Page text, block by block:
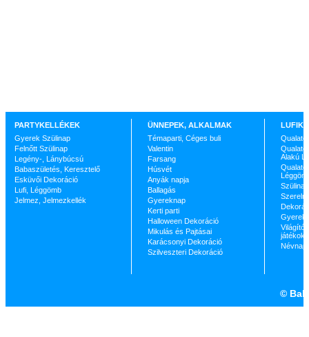
PARTYKELLÉKEK
Gyerek Szülinap
Felnőtt Szülinap
Legény-, Lánybúcsú
Babaszületés, Keresztelő
Esküvői Dekoráció
Lufi, Léggömb
Jelmez, Jelmezkellék
ÜNNEPEK, ALKALMAK
Témaparti, Céges buli
Valentin
Farsang
Húsvét
Anyák napja
Ballagás
Gyereknap
Kerti parti
Halloween Dekoráció
Mikulás és Pajtásai
Karácsonyi Dekoráció
Szilveszteri Dekoráció
LUFIK
Alakú
Világító
játékok
Névnap
©